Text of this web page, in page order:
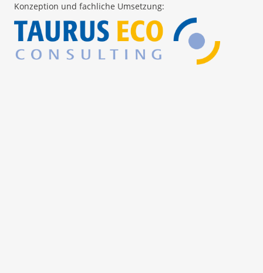
Konzeption und fachliche Umsetzung: